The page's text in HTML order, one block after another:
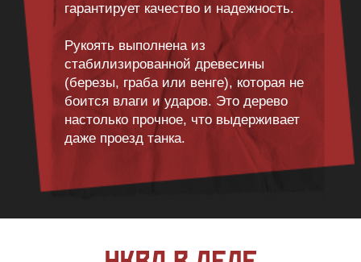
гарантирует качество и надежность.
Рукоять выполнена из
стабилизированной древесины
(березы, граба или венге), которая не
боится влаги и ударов. Это дерево
настолько прочное, что выдерживает
даже проезд танка.